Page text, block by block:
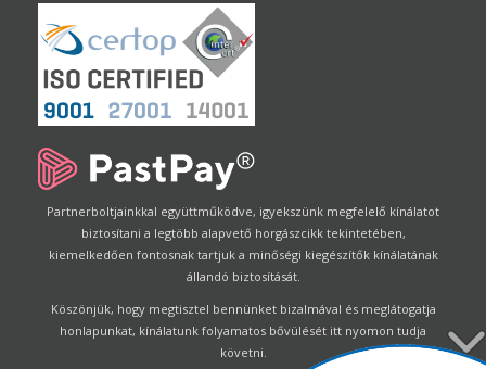
Partnerboltjainkkal együttműködve, igyekszünk megfelelő kínálatot
biztosítani a legtöbb alapvető horgászcikk tekintetében,
kiemelkedően fontosnak tartjuk a minőségi kiegészítők kínálatának
állandó biztosítását.
Köszönjük, hogy megtisztel bennünket bizalmával és meglátogatja
honlapunkat, kínálatunk folyamatos bővülését itt nyomon tudja
követni.